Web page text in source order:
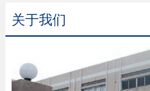
关于我们